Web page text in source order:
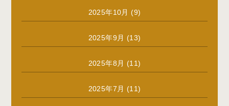
2025年10月 (9)
2025年9月 (13)
2025年8月 (11)
2025年7月 (11)